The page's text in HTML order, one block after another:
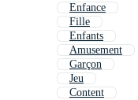
Enfance
Fille
Enfants
Amusement
Garçon
Jeu
Content